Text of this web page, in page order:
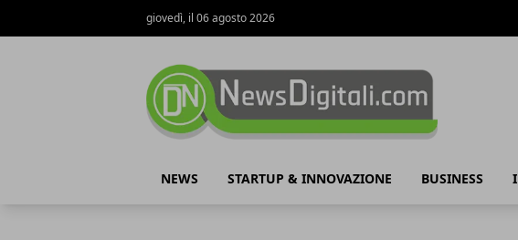
giovedì, il 06 agosto 2026
NEWS STARTUP & INNOVAZIONE BUSINESS